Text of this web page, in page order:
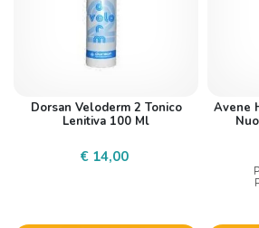
Dorsan Veloderm 2 Tonico
Lenitiva 100 Ml
€ 14,00
Avene